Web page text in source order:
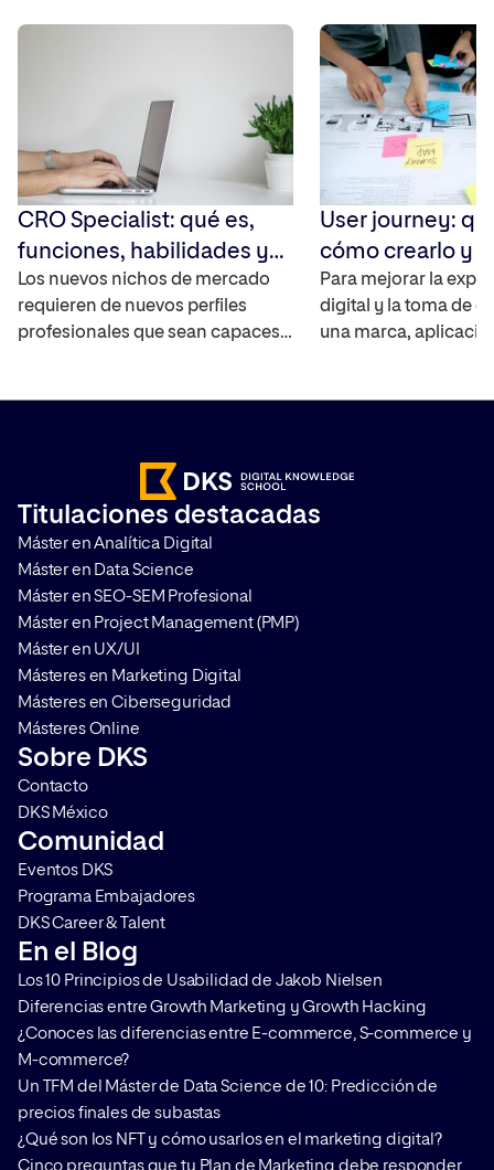
CRO Specialist: qué es,
funciones, habilidades y
cómo convertirte en uno
Los nuevos nichos de mercado
requieren de nuevos perfiles
profesionales que sean capaces
compañías no han dejado de
crecer y de aumentar las ventas
en sus plataformas por lo que
requieren de personas que sean
capaces […]
User journey:
cómo crearlo y
Para mejorar la
digital y la toma de
una marca,
Titulaciones destacadas
Máster en Analítica Digital
Máster en Data Science
Máster en SEO-SEM Profesional
Máster en Project Management (PMP)
Máster en UX/UI
Másteres en Marketing Digital
Másteres en Ciberseguridad
Másteres Online
Sobre DKS
Contacto
DKS México
Comunidad
Eventos DKS
Programa Embajadores
DKS Career & Talent
En el Blog
Los 10 Principios de Usabilidad de Jakob Nielsen
Diferencias entre Growth Marketing y Growth Hacking
¿Conoces las diferencias entre E-commerce, S-commerce y
M-commerce?
Un TFM del Máster de Data Science de 10: Predicción de
precios finales de subastas
¿Qué son los NFT y cómo usarlos en el marketing digital?
Cinco preguntas que tu Plan de Marketing debe responder